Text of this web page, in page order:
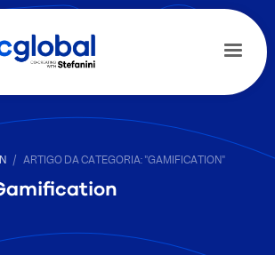
ARTIGO DA CATEGORIA: "GAMIFICATION"